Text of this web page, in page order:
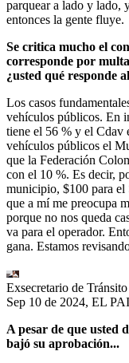
parquear a lado y lado,
entonces la gente fluye.
Se critica mucho el
corresponde por
¿usted qué responde
Los casos
vehículos públicos. En
tiene el 56 % y el Cdav
vehículos públicos el
que la Federación
con el 10 %. Es decir,
municipio, $100 para
que a mí me preocupa
porque no nos queda
va para el operador.
gana. Estamos
Exsecretario de
Sep 10 de 2024, EL
A pesar de que usted
bajó su aprobación...